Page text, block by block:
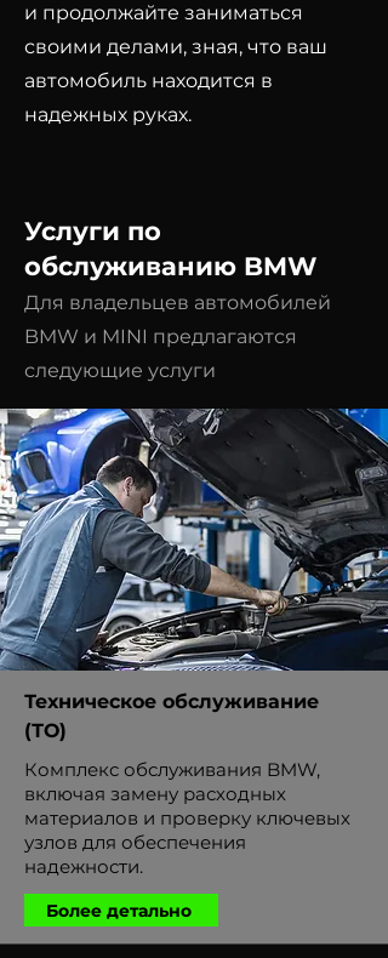
и продолжайте заниматься
своими делами, зная, что ваш
автомобиль находится в
надежных руках.
Услуги по
обслуживанию BMW
Для владельцев автомобилей
BMW и MINI предлагаются
следующие услуги
Техническое обслуживание
(ТО)
Комплекс обслуживания BMW,
включая замену расходных
материалов и проверку ключевых
узлов для обеспечения
надежности.
Более детально